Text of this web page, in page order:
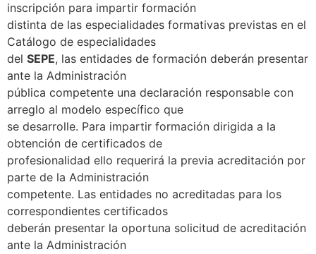
inscripción para impartir formación
distinta de las especialidades formativas previstas en el
Catálogo de especialidades
del SEPE, las entidades de formación deberán presentar
ante la Administración
pública competente una declaración responsable con
arreglo al modelo específico que
se desarrolle. Para impartir formación dirigida a la
obtención de certificados de
profesionalidad ello requerirá la previa acreditación por
parte de la Administración
competente. Las entidades no acreditadas para los
correspondientes certificados
deberán presentar la oportuna solicitud de acreditación
ante la Administración